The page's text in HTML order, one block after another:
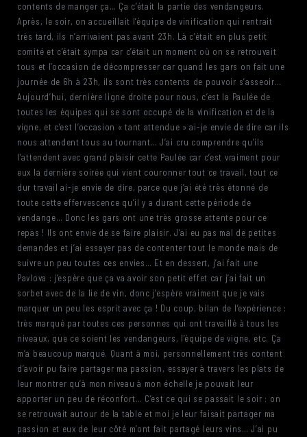
contents de manger ça… Ça c’était la partie des vendangeurs.
Après, le soir, on accueillait l’équipe de vinification qui rentrait
très tard, ils n’arrivaient pas avant 23h. Là c’était en plus petit
comité et c’était sympa car c’était un moment où on se retrouvait
tous et l’occasion de décompresser car quand les gars on fait une
journée de 6h à 23h, ils sont très contents de pouvoir s’asseoir…
Aujourd’hui, dernière ligne droite pour nous, c’est la Paulée de
toutes les équipes qui se sont occupé de la vinification et de la
vigne, et c’est l’occasion « tant attendue » ai-je envie de dire car ils
nous attendent tous au tournant… J’ai cru comprendre qu’ils
l’attendent avec grand plaisir cette Paulée car c’est vraiment pour
eux la dernière soirée qui vient couronner tout ce travail, tout ce
dur travail ai-je envie de dire, parce que j’ai été très étonné de
toute cette effervescence qu’il y a durant cette période de
vendange… Donc les gars ont une très grosse attente pour ce
repas ! Ils ont envie de se faire plaisir. J’ai eu pas mal de petites
demandes et j’ai essayer pas de contenter tout le monde mais de
suivre un peu toutes ces envies… Et en dessert, j’ai fait une
Pavlova : j’espère que ça va avoir son petit effet car j’ai fait un
sorbet avec de la lie de vin, donc j’espère vraiment que je vais
marquer un peu les esprit avec ça ! Du coup, bilan de l’expérience :
très marqué par toutes ces personnes qui ont travaillé à tous les
niveaux, que ce soient les vendangeurs, l’équipe de vigne, etc. Ça
m’a beaucoup marqué. Quant à moi, personnellement très content
d’avoir pu faire partager ma passion, essayer à travers les plats de
leur montrer qu’à mon niveau à mon échelle je pouvait leur
apporter un peu de réconfort… C’est ce qui se passait le soir : on
se retrouvait autour de la table et moi je leur faisait partager ma
passion et eux de leur côté m’ont fait partagé leurs vins… J’ai pu